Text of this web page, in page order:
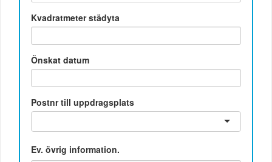
Kvadratmeter städyta
Önskat datum
Postnr till uppdragsplats
Ev. övrig information.